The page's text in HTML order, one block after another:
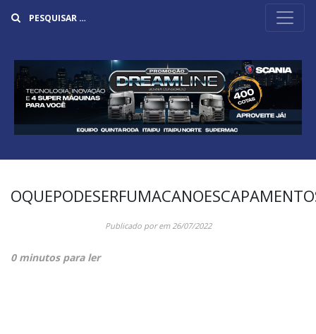
Publicado porem26/07/2022
0 minutos para ler